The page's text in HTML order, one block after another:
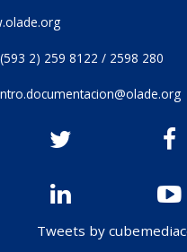
(593 2) 259 8122 / 2598 280
Tweets by